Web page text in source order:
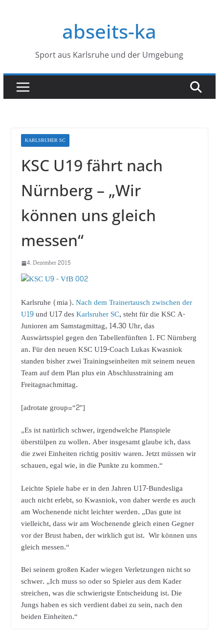
abseits-ka
Sport aus Karlsruhe und der Umgebung
KARLSRUHER SC
KSC U19 fährt nach
Nürnberg – „Wir
können uns gleich
messen“
4. Dezember 2015
Karlsruhe (mia).Nach dem Trainertausch zwischen der
U19und U17 desKarlsruher SC, steht für die KSC A-
Junioren am Samstagmittag, 14.30 Uhr, das
Auswärtsspiel gegen den Tabellenfünften 1. FC Nürnberg
an. Für den neuen KSC U19-Coach Lukas Kwasniok
standen bisher zwei Trainingseinheiten mit seinem neuen
Team auf dem Plan plus ein Abschlusstraining am
Freitagnachmittag.
[adrotate group=“2″]
„Es ist natürlich schwer, irgendwelche Planspiele
überstülpen zu wollen. Aber insgesamt glaube ich, dass
die zwei Einheiten richtig positiv waren. Jetzt müssen wir
schauen, egal wie, in die Punkte zu kommen.“
Leichte Spiele habe er in den Jahren U17-Bundesliga
auch nicht erlebt, so Kwasniok, von daher werde es auch
am Wochenende nicht leichter werden. „Das gute ist
vielleicht, dass wir am Wochenende gleich einen Gegner
vor der Brust haben, der wirklich gut ist. Wir können uns
gleich messen.“
Bei seinem großen Kader wiegen Verletzungen nicht so
schwer. „Ich muss so oder so Spieler aus dem Kader
streichen, was die schwierigste Entscheidung ist. Die
Jungs haben es sich verdient dabei zu sein, nach den
beiden Einheiten.“